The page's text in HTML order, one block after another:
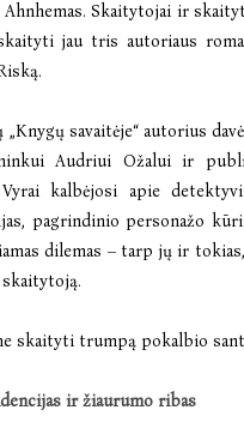
Ahnhemas. Skaitytojai ir
jau tris autoriaus
„Knygų savaitėje“ autorius
Audriui Ožalui ir
kalbėjosi apie
pagrindinio personažo
dilemas – tarp jų ir
skaityti trumpą pokalbio
ir žiaurumo ribas